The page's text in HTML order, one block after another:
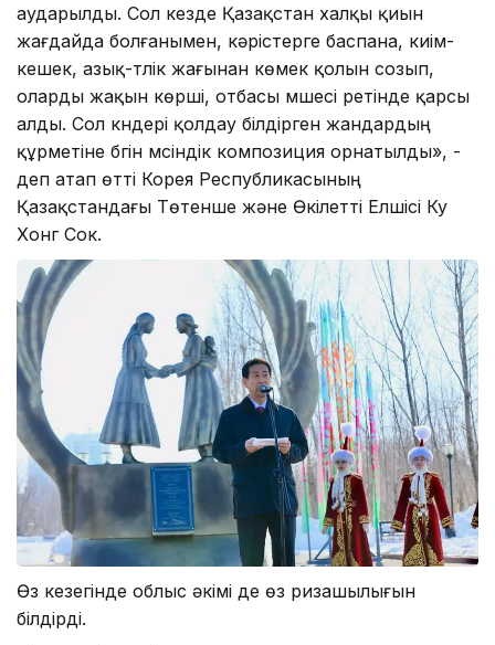
аударылды. Сол кезде Қазақстан халқы қиын
жағдайда болғанымен, кәрістерге баспана, киім-
кешек, азық-түлік жағынан көмек қолын созып,
оларды жақын көрші, отбасы мүшесі ретінде қарсы
алды. Сол күндері қолдау білдірген жандардың
құрметіне бүгін мүсіндік композиция орнатылды», -
деп атап өтті Корея Республикасының
Қазақстандағы Төтенше және Өкілетті Елшісі Ку
Хонг Сок.
Өз кезегінде облыс әкімі де өз ризашылығын
білдірді.